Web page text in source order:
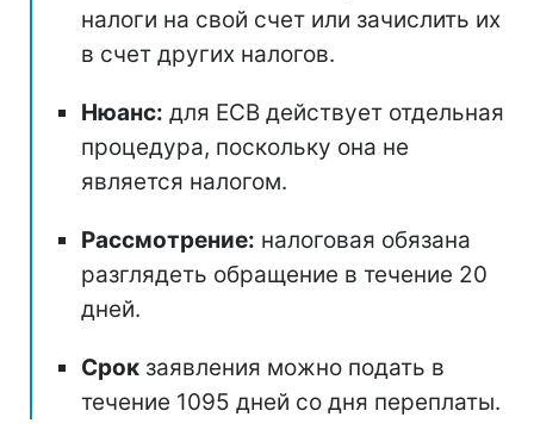
налоги на свой счет или зачислить их
в счет других налогов.
Нюанс: для ЕСВ действует отдельная
процедура, поскольку она не
является налогом.
Рассмотрение: налоговая обязана
разглядеть обращение в течение 20
дней.
Срок заявления можно подать в
течение 1095 дней со дня переплаты.